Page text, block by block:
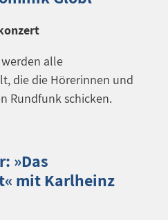
alle
die die Hörerinnen und
Rundfunk schicken.
»Das
mit Karlheinz